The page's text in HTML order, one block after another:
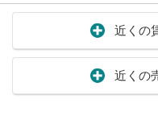
近くの
近くの